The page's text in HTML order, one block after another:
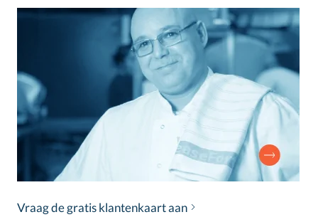
Vraag de gratis klantenkaart aan